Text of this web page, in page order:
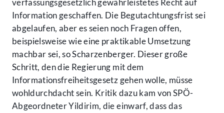
verfassungsgesetzlich gewährleistetes Recht auf
Information geschaffen. Die Begutachtungsfrist sei
abgelaufen, aber es seien noch Fragen offen,
beispielsweise wie eine praktikable Umsetzung
machbar sei, so Scharzenberger. Dieser große
Schritt, den die Regierung mit dem
Informationsfreiheitsgesetz gehen wolle, müsse
wohldurchdacht sein. Kritik dazu kam von SPÖ-
Abgeordneter Yildirim, die einwarf, dass das